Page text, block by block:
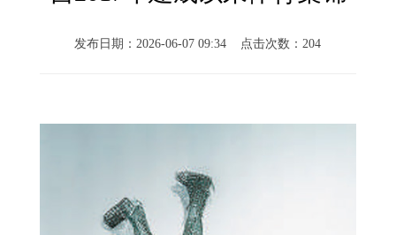
发布日期：2026-06-07 09:34 点击次数：204